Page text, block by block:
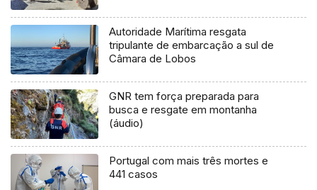
Autoridade Marítima resgata
tripulante de embarcação a sul de
Câmara de Lobos
GNR tem força preparada para
busca e resgate em montanha
(áudio)
Portugal com mais três mortes e
441 casos